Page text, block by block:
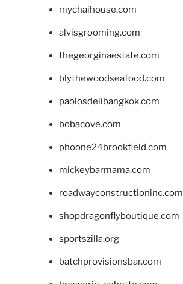
mychaihouse.com
alvisgrooming.com
thegeorginaestate.com
blythewoodseafood.com
paolosdelibangkok.com
bobacove.com
phoone24brookfield.com
mickeybarmama.com
roadwayconstructioninc.com
shopdragonflyboutique.com
sportszilla.org
batchprovisionsbar.com